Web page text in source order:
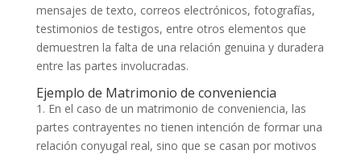
mensajes de texto, correos electrónicos, fotografías,
testimonios de testigos, entre otros elementos que
demuestren la falta de una relación genuina y duradera
entre las partes involucradas.
Ejemplo de Matrimonio de conveniencia
1. En el caso de un matrimonio de conveniencia, las
partes contrayentes no tienen intención de formar una
relación conyugal real, sino que se casan por motivos